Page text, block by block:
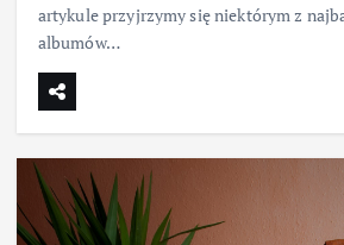
artykule przyjrzymy się niektórym z
albumów…